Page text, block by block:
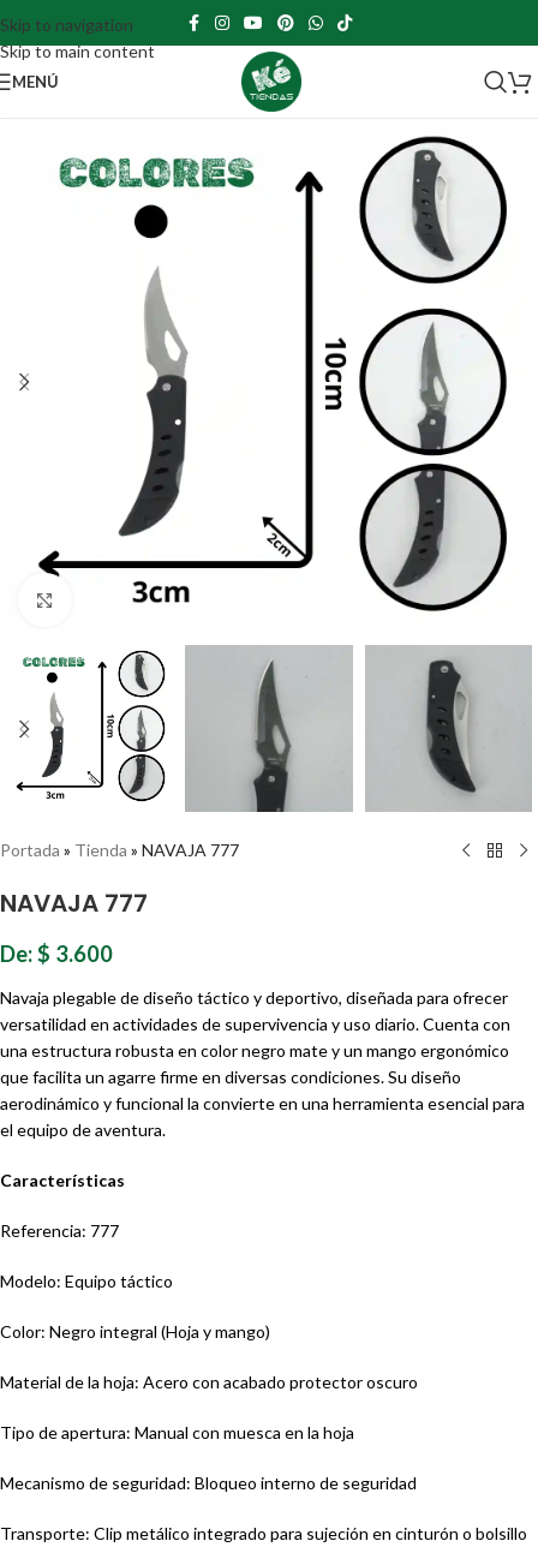
Skip to navigation
Skip to main content
MENÚ
Haz clic para ampliar
Portada » Tienda » NAVAJA 777
NAVAJA 777
De:$ 3.600
Navaja plegable de diseño táctico y deportivo, diseñada para ofrecer
versatilidad en actividades de supervivencia y uso diario. Cuenta con
una estructura robusta en color negro mate y un mango ergonómico
que facilita un agarre firme en diversas condiciones. Su diseño
aerodinámico y funcional la convierte en una herramienta esencial para
el equipo de aventura.
Características
Referencia: 777
Modelo: Equipo táctico
Color: Negro integral (Hoja y mango)
Material de la hoja: Acero con acabado protector oscuro
Tipo de apertura: Manual con muesca en la hoja
Mecanismo de seguridad: Bloqueo interno de seguridad
Transporte: Clip metálico integrado para sujeción en cinturón o bolsillo